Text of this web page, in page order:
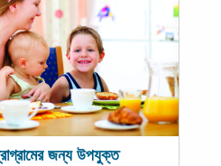
জন্য উপযুক্ত